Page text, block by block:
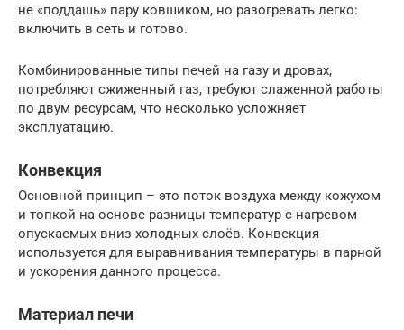
не «поддашь» пару ковшиком, но разогревать легко:
включить в сеть и готово.
Комбинированные типы печей на газу и дровах,
потребляют сжиженный газ, требуют слаженной работы
по двум ресурсам, что несколько усложняет
эксплуатацию.
Конвекция
Основной принцип – это поток воздуха между кожухом
и топкой на основе разницы температур с нагревом
опускаемых вниз холодных слоёв. Конвекция
используется для выравнивания температуры в парной
и ускорения данного процесса.
Материал печи